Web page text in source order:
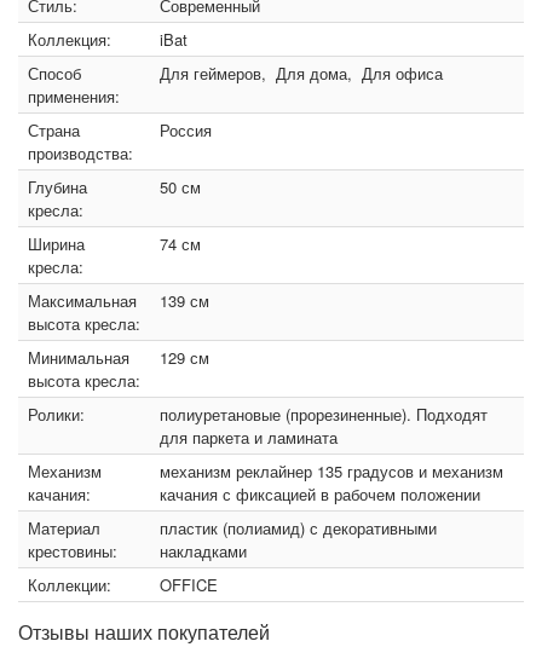
Стиль:
Современный
Коллекция:
iBat
Способ
применения:
Для геймеров, Для дома, Для офиса
Страна
производства:
Россия
Глубина
кресла:
50 см
Ширина
кресла:
74 см
Максимальная
высота кресла:
139 см
Минимальная
высота кресла:
129 см
Ролики:
полиуретановые (прорезиненные). Подходят
для паркета и ламината
Механизм
качания:
механизм реклайнер 135 градусов и механизм
качания с фиксацией в рабочем положении
Материал
крестовины:
пластик (полиамид) с декоративными
накладками
Коллекции:
OFFICE
Отзывы наших покупателей